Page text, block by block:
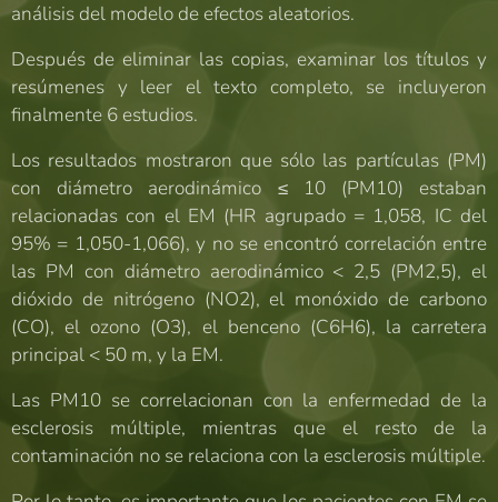
análisis del modelo de efectos aleatorios.
Después de eliminar las copias, examinar los títulos y
resúmenes y leer el texto completo, se incluyeron
finalmente 6 estudios.
Los resultados mostraron que sólo las partículas (PM)
con diámetro aerodinámico ≤ 10 (PM10) estaban
relacionadas con el EM (HR agrupado = 1,058, IC del
95% = 1,050-1,066), y no se encontró correlación entre
las PM con diámetro aerodinámico < 2,5 (PM2,5), el
dióxido de nitrógeno (NO2), el monóxido de carbono
(CO), el ozono (O3), el benceno (C6H6), la carretera
principal < 50 m, y la EM.
Las PM10 se correlacionan con la enfermedad de la
esclerosis múltiple, mientras que el resto de la
contaminación no se relaciona con la esclerosis múltiple.